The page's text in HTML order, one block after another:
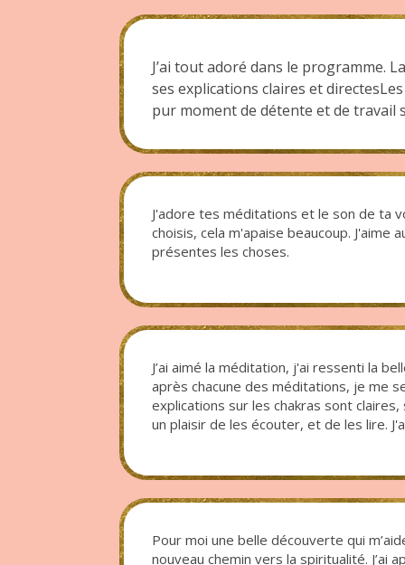
J’ai tout adoré dans le programme.
ses explications claires et
pur moment de détente et de travail
J'adore tes méditations et le son de ta
choisis, cela m'apaise beaucoup. J'aime
présentes les choses.
J’ai aimé la méditation, j'ai ressenti la
après chacune des méditations, je me
explications sur les chakras sont
un plaisir de les écouter, et de les lire.
Pour moi une belle découverte qui
nouveau chemin vers la spiritualité. J’ai